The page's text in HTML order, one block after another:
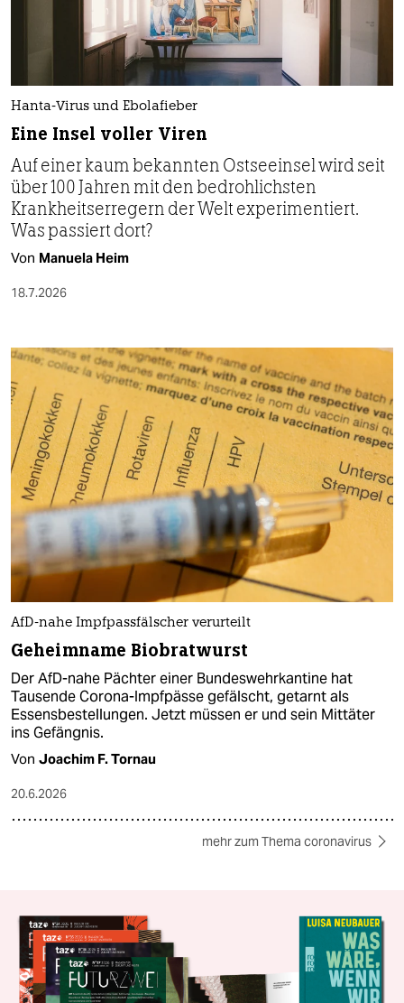
Hanta-Virus und Ebolafieber
Eine Insel voller Viren
Auf einer kaum bekannten Ostseeinsel wird seit
über 100 Jahren mit den bedrohlichsten
Krankheitserregern der Welt experimentiert.
Was passiert dort?
Von Manuela Heim
18.7.2026
AfD-nahe Impfpassfälscher verurteilt
Geheimname Biobratwurst
Der AfD-nahe Pächter einer Bundeswehrkantine hat
Tausende Corona-Impfpässe gefälscht, getarnt als
Essensbestellungen. Jetzt müssen er und sein Mittäter
ins Gefängnis.
Von Joachim F. Tornau
20.6.2026
mehr zum Thema coronavirus